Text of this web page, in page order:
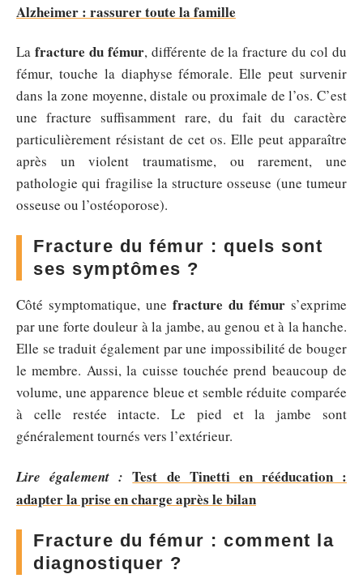
Alzheimer : rassurer toute la famille
La fracture du fémur, différente de la fracture du col du
fémur, touche la diaphyse fémorale. Elle peut survenir
dans la zone moyenne, distale ou proximale de l’os. C’est
une fracture suffisamment rare, du fait du caractère
particulièrement résistant de cet os. Elle peut apparaître
après un violent traumatisme, ou rarement, une
pathologie qui fragilise la structure osseuse (une tumeur
osseuse ou l’ostéoporose).
Fracture du fémur : quels sont
ses symptômes ?
Côté symptomatique, une fracture du fémur s’exprime
par une forte douleur à la jambe, au genou et à la hanche.
Elle se traduit également par une impossibilité de bouger
le membre. Aussi, la cuisse touchée prend beaucoup de
volume, une apparence bleue et semble réduite comparée
à celle restée intacte. Le pied et la jambe sont
généralement tournés vers l’extérieur.
Lire également : Test de Tinetti en rééducation :
adapter la prise en charge après le bilan
Fracture du fémur : comment la
diagnostiquer ?